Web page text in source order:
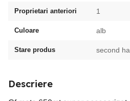
Proprietari anteriori 1
Culoare alb
Stare produs second
Descriere